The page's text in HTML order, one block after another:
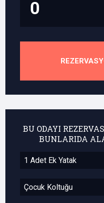
BU ODAYI
BUNLARIDA
1 Adet Ek Yatak
Çocuk Koltuğu